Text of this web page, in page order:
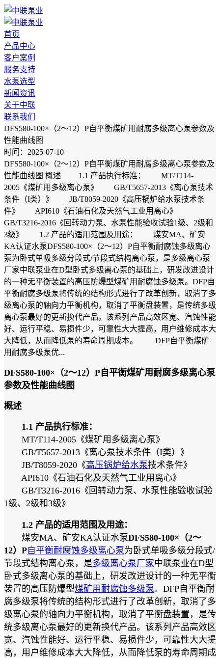
首页
产品中心
客户案例
服务支持
水泵选型
新闻资讯
关于中联
联系我们
DFS580-100×（2～12）P自平衡煤矿用耐腐多级离心泵参数及
性能曲线图
时间：2025-07-10
DFS580-100×（2～12）P自平衡煤矿用耐腐多级离心泵参数及
性能曲线图 概述 1.1 产品执行标准： MT/T114-
2005《煤矿用多级离心泵》 GB/T5657-2013《离心泵技术
条件（I类）》 JB/T8059-2020《高压锅炉给水泵技术条
件》 API610《石油石化及天然气工业用离心》
GB/T3216-2016《回转动力泵、水泵性能验收试验1级、2级和
3级》 1.2 产品的适用范围及用途： 煤安MA、矿安
KA认证水泵DFS580-100×（2～12）P自平衡耐腐蚀多级离心
泵为卧式单吸多级分段式/节段式结构离心泵，是多级离心泵
厂家中联泵业在D型卧式多级离心泵的基础上，研发改进设计
的一种无平衡装置的高压防爆型煤矿用耐腐蚀多级泵。DFP自
平衡耐腐多级泵将传统的结构形式进行了改革创新，取消了多
级离心泵的轴向力平衡机构，取消了平衡盘装置，是传统多级
离心泵最好的更新换代产品。该系列产品高效区宽、汽蚀性能
好、运行平稳、易损件少，可靠性大大提高，用户维修成本大
大降低，从而降低泵的寿命周期成本。 DFP自平衡煤矿
用耐腐多级泵优...
DFS580-100×（2～12）P自平衡煤矿用耐腐多级离心泵
参数及性能曲线图
概述
1.1 产品执行标准：
MT/T114-2005《煤矿用多级离心泵》
GB/T5657-2013《离心泵技术条件（I类）》
JB/T8059-2020《高压锅炉给水泵技术条件》
API610《石油石化及天然气工业用离心》
GB/T3216-2016《回转动力泵、水泵性能验收试验
1级、2级和3级》
1.2 产品的适用范围及用途：
煤安MA、矿安KA认证水泵DFS580-100×（2～
12）P 自平衡耐腐蚀多级离心泵为卧式单吸多级分段式/
节段式结构离心泵，是多级离心泵厂家中联泵业在D型
卧式多级离心泵的基础上，研发改进设计的一种无平衡
装置的高压防爆型煤矿用耐腐蚀多级泵。DFP自平衡耐
腐多级泵将传统的结构形式进行了改革创新，取消了多
级离心泵的轴向力平衡机构，取消了平衡盘装置，是传
统多级离心泵最好的更新换代产品。该系列产品高效区
宽、汽蚀性能好、运行平稳、易损件少，可靠性大大提
高，用户维修成本大大降低，从而降低泵的寿命周期成